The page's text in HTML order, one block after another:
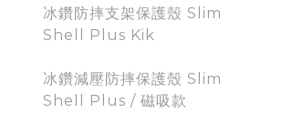
冰鑽防摔支架保護殼 Slim
Shell Plus Kik
冰鑽減壓防摔保護殼 Slim
Shell Plus / 磁吸款